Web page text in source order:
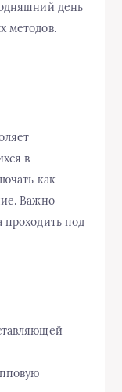
день
методов.
в
как
Важно
проходить под